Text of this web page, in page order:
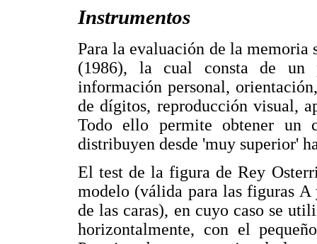
Instrumentos
Para la evaluación de la
(1986), la cual consta de un
información personal,
de dígitos, reproducción visual,
Todo ello permite obtener un
distribuyen desde 'muy superior'
El test de la figura de Rey
modelo (válida para las figuras A
de las caras), en cuyo caso se
horizontalmente, con el